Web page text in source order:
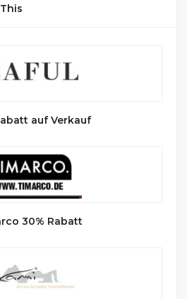
auf Verkauf
30% Rabatt